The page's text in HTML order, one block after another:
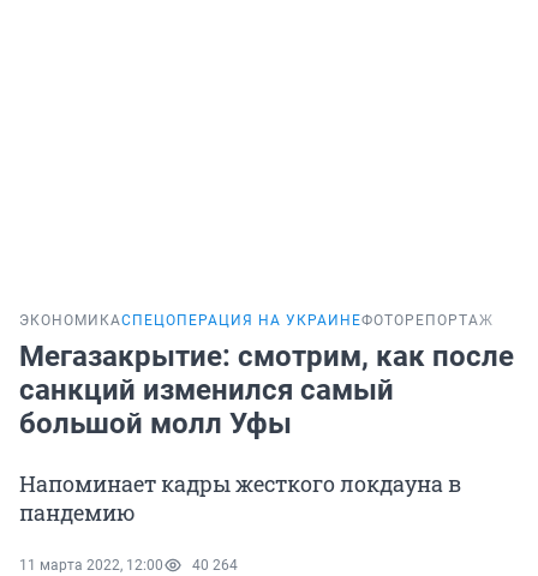
ЭКОНОМИКАСПЕЦОПЕРАЦИЯ НА УКРАИНЕФОТОРЕПОРТАЖ
Мегазакрытие: смотрим, как после
санкций изменился самый
большой молл Уфы
Напоминает кадры жесткого локдауна в
пандемию
11 марта 2022, 12:00 40 264